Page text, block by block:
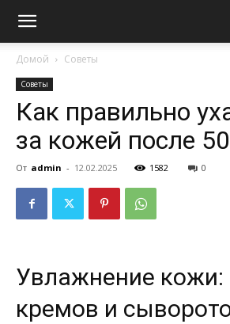
Домой Советы
Советы
Как правильно
за кожей после
От admin - 12.02.2025 1582 0
Увлажнение
кремов и